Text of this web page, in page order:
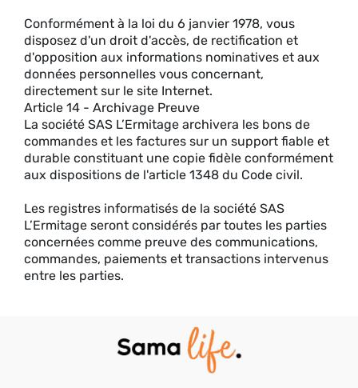
Conformément à la loi du 6 janvier 1978, vous
disposez d'un droit d'accès, de rectification et
d'opposition aux informations nominatives et aux
données personnelles vous concernant,
directement sur le site Internet.
Article 14 - Archivage Preuve
La société SAS L’Ermitage archivera les bons de
commandes et les factures sur un support fiable et
durable constituant une copie fidèle conformément
aux dispositions de l'article 1348 du Code civil.
Les registres informatisés de la société SAS
L’Ermitage seront considérés par toutes les parties
concernées comme preuve des communications,
commandes, paiements et transactions intervenus
entre les parties.